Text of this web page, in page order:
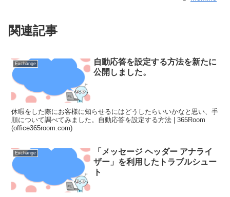
関連記事
Exchange
自動応答を設定する方法を新たに
公開しました。
休暇をした際にお客様に知らせるにはどうしたらいいかなと思い、手
順について調べてみました。自動応答を設定する方法 | 365Room
(office365room.com)
Exchange
「メッセージ ヘッダー アナライ
ザー」を利用したトラブルシュー
ト